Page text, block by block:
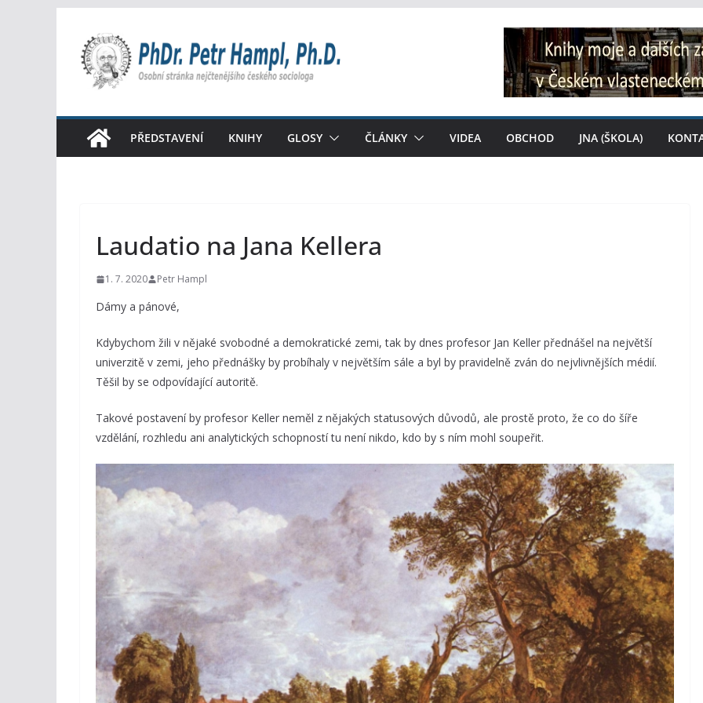
obsah
PŘEDSTAVENÍ KNIHY GLOSY ČLÁNKY VIDEA OBCHOD JNA (ŠKOLA)
Laudatio na Jana Kellera
1. 7. 2020 Petr Hampl
Dámy a pánové,
Kdybychom žili v nějaké svobodné a demokratické zemi, tak by dnes profesor Jan Keller přednášel na největší
univerzitě v zemi, jeho přednášky by probíhaly v největším sále a byl by pravidelně zván do nejvlivnějších médií.
Těšil by se odpovídající autoritě.
Takové postavení by profesor Keller neměl z nějakých statusových důvodů, ale prostě proto, že co do šíře
vzdělání, rozhledu ani analytických schopností tu není nikdo, kdo by s ním mohl soupeřit.